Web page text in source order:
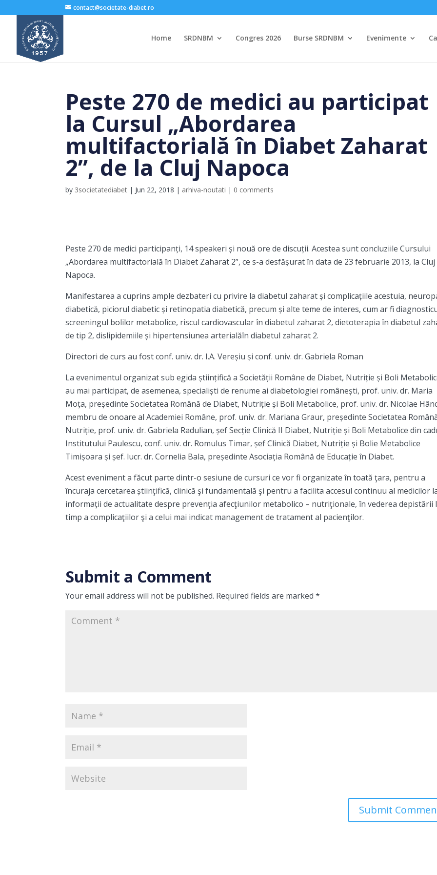
contact@societate-diabet.ro
Home SRDNBM Congres 2026 Burse SRDNBM Evenimente
Peste 270 de medici au participat
la Cursul „Abordarea
multifactorială în Diabet Zaharat
2”, de la Cluj Napoca
by 3societatediabet | Jun 22, 2018 | arhiva-noutati | 0 comments
Peste 270 de medici participanți, 14 speakeri și nouă ore de discuții. Acestea sunt concluziile Cursului
„Abordarea multifactorială în Diabet Zaharat 2”, ce s-a desfășurat în data de 23 februarie 2013, la Cluj
Napoca.
Manifestarea a cuprins ample dezbateri cu privire la diabetul zaharat și complicațiile acestuia,
diabetică, piciorul diabetic și retinopatia diabetică, precum și alte teme de interes, cum ar fi
screeningul bolilor metabolice, riscul cardiovascular în diabetul zaharat 2, dietoterapia în diabetul
de tip 2, dislipidemiile și hipertensiunea arterialăîn diabetul zaharat 2.
Directori de curs au fost conf. univ. dr. I.A. Vereșiu și conf. univ. dr. Gabriela Roman
La evenimentul organizat sub egida științifică a Societății Române de Diabet, Nutriție și Boli
au mai participat, de asemenea, specialiști de renume ai diabetologiei românești, prof. univ. dr. Maria
Moța, președinte Societatea Română de Diabet, Nutriție și Boli Metabolice, prof. univ. dr. Nicolae
membru de onoare al Academiei Române, prof. univ. dr. Mariana Graur, președinte Societatea
Nutriție, prof. univ. dr. Gabriela Radulian, șef Secție Clinică II Diabet, Nutriție și Boli Metabolice din
Institutului Paulescu, conf. univ. dr. Romulus Timar, șef Clinică Diabet, Nutriție și Bolie Metabolice
Timișoara și șef. lucr. dr. Cornelia Bala, președinte Asociația Română de Educație în Diabet.
Acest eveniment a făcut parte dintr-o sesiune de cursuri ce vor fi organizate în toată ţara, pentru a
încuraja cercetarea știinţifică, clinică şi fundamentală şi pentru a facilita accesul continuu al medicilor
informații de actualitate despre prevenţia afecţiunilor metabolico – nutriţionale, în vederea depistării
timp a complicaţiilor şi a celui mai indicat management de tratament al pacienţilor.
Submit a Comment
Your email address will not be published. Required fields are marked*